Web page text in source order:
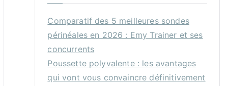
Comparatif des 5 meilleures sondes
périnéales en 2026 : Emy Trainer et ses
concurrents
Poussette polyvalente : les avantages
qui vont vous convaincre définitivement